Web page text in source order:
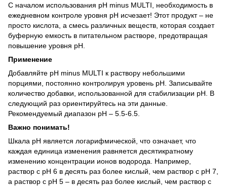
С началом использования pH minus MULTI, необходимость в
ежедневном контроле уровня pH исчезает! Этот продукт – не
просто кислота, а смесь различных веществ, которая создает
буферную емкость в питательном растворе, предотвращая
повышение уровня pH.
Применение
Добавляйте pH minus MULTI к раствору небольшими
порциями, постоянно контролируя уровень pH. Записывайте
количество добавки, использованной для стабилизации pH. В
следующий раз ориентируйтесь на эти данные.
Рекомендуемый диапазон pH – 5.5-6.5.
Важно понимать!
Шкала pH является логарифмической, что означает, что
каждая единица изменения равняется десятикратному
изменению концентрации ионов водорода. Например,
раствор с pH 6 в десять раз более кислый, чем раствор с pH 7,
а раствор с pH 5 – в десять раз более кислый, чем раствор с